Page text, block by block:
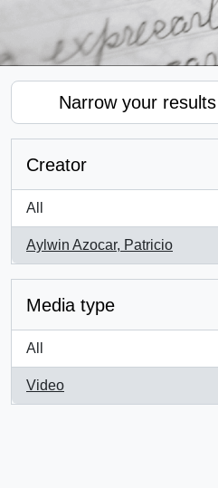
Narrow your
Creator
All
Aylwin Azocar, Patricio
, 1 results
Media type
All
Video
, 1 results